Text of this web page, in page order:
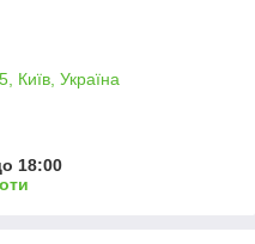
Київ, Україна
18:00